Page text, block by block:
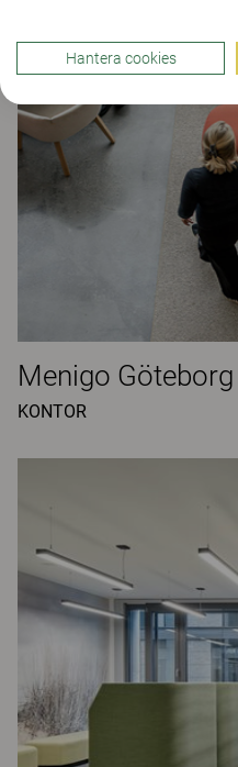
Menigo Göteborg
KONTOR
Hantera cookies